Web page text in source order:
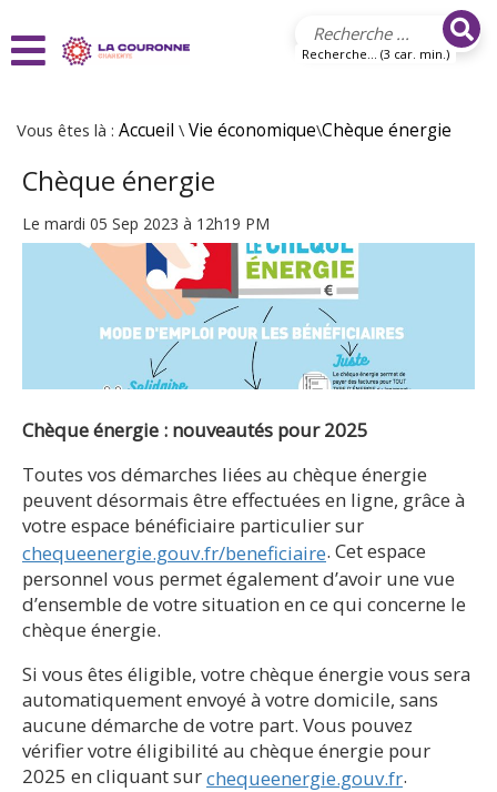
Recherche... (3 car. min.)
Vous êtes là : Accueil \ Vie économique\Chèque énergie
Chèque énergie
Le mardi 05 Sep 2023 à 12h19 PM
Chèque énergie : nouveautés pour 2025
Toutes vos démarches liées au chèque énergie
peuvent désormais être effectuées en ligne, grâce à
votre espace bénéficiaire particulier sur
chequeenergie.gouv.fr/beneficiaire. Cet espace
personnel vous permet également d’avoir une vue
d’ensemble de votre situation en ce qui concerne le
chèque énergie.
Si vous êtes éligible, votre chèque énergie vous sera
automatiquement envoyé à votre domicile, sans
aucune démarche de votre part. Vous pouvez
vérifier votre éligibilité au chèque énergie pour
2025 en cliquant surchequeenergie.gouv.fr.